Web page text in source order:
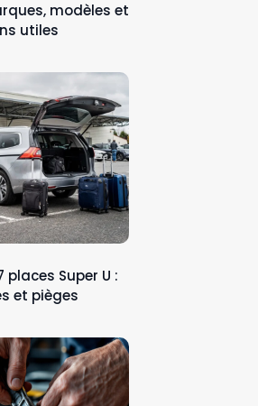
modèles et
utiles
Super U :
et pièges